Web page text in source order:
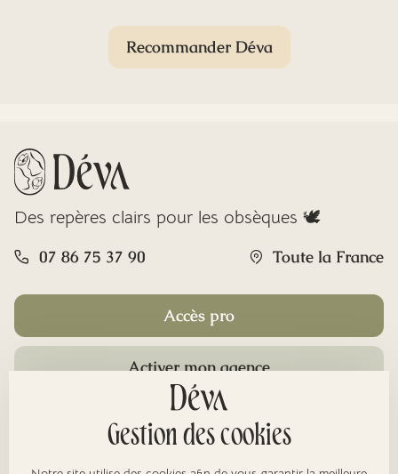
Recommander Déva
Des repères clairs pour les obsèques 🕊️
07 86 75 37 90 Toute la France
Accès pro
Activer mon agence
Gestion des cookies